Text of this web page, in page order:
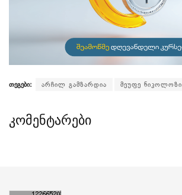
თეგები: არჩილ გამზარდია მეუფე ნიკოლოზი
კომენტარები